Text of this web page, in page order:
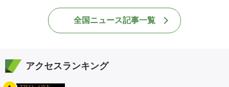
全国ニュース記事一覧
アクセスランキング